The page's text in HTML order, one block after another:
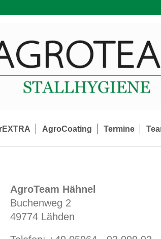
AgroCoating Termine
AgroTeam Hähnel
Buchenweg 2
49774 Lähden